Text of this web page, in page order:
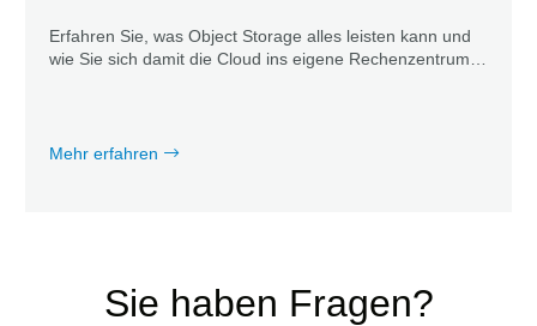
Erfahren Sie, was Object Storage alles leisten kann und
wie Sie sich damit die Cloud ins eigene Rechenzentrum
Mehr erfahren
Sie haben Fragen?